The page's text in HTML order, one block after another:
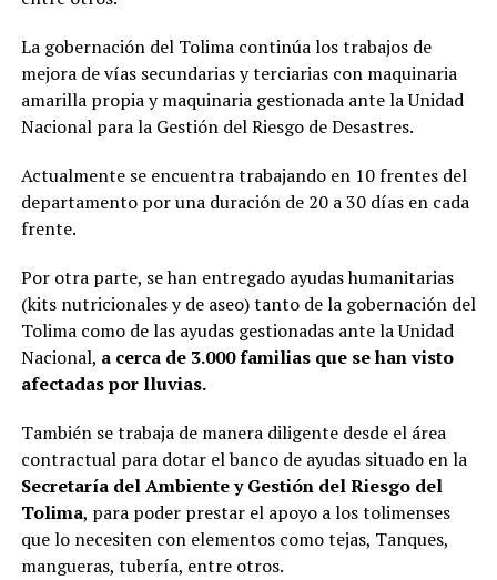
La gobernación del Tolima continúa los trabajos de
mejora de vías secundarias y terciarias con maquinaria
amarilla propia y maquinaria gestionada ante la Unidad
Nacional para la Gestión del Riesgo de Desastres.
Actualmente se encuentra trabajando en 10 frentes del
departamento por una duración de 20 a 30 días en cada
frente.
Por otra parte, se han entregado ayudas humanitarias
(kits nutricionales y de aseo) tanto de la gobernación del
Tolima como de las ayudas gestionadas ante la Unidad
Nacional, a cerca de 3.000 familias que se han visto
afectadas por lluvias.
También se trabaja de manera diligente desde el área
contractual para dotar el banco de ayudas situado en la
Secretaría del Ambiente y Gestión del Riesgo del
Tolima, para poder prestar el apoyo a los tolimenses
que lo necesiten con elementos como tejas, Tanques,
mangueras, tubería, entre otros.